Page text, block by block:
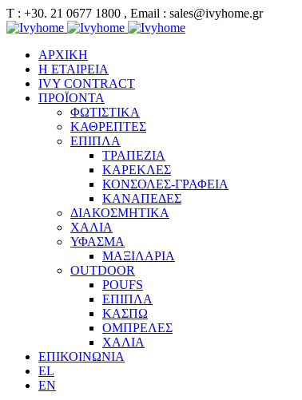
Τ : +30. 21 0677 1800 , Email : sales@ivyhome.gr
ΑΡΧΙΚΗ
Η ΕΤΑΙΡΕΙΑ
IVY CONTRACT
ΠΡΟΪΟΝΤΑ
ΦΩΤΙΣΤΙΚΑ
ΚΑΘΡΕΠΤΕΣ
ΕΠΙΠΛΑ
ΤΡΑΠΕΖΙΑ
ΚΑΡΕΚΛΕΣ
ΚΟΝΣΟΛΕΣ-ΓΡΑΦΕΙΑ
ΚΑΝΑΠΕΔΕΣ
ΔΙΑΚΟΣΜΗΤΙΚΑ
ΧΑΛΙΑ
ΥΦΑΣΜΑ
ΜΑΞΙΛΑΡΙΑ
OUTDOOR
POUFS
ΕΠΙΠΛΑ
ΚΑΣΠΩ
ΟΜΠΡΕΛΕΣ
ΧΑΛΙΑ
ΕΠΙΚΟΙΝΩΝΙΑ
EL
EN